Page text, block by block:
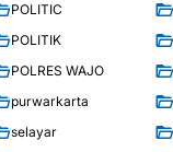
POLITIC
POLITIK
POLRES WAJO
purwarkarta
selayar